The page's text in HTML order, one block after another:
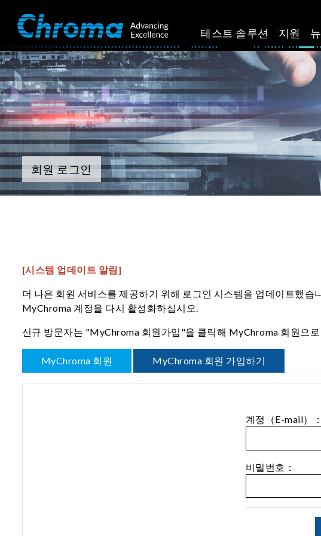
테스트 솔루션 지원
회원 로그인
[시스템 업데이트 알림]
더 나은 회원 서비스를 제공하기 위해 로그인 시스템을 업데이트했
MyChroma 계정을 다시 활성화하십시오.
신규 방문자는 "MyChroma 회원가입"을 클릭해 MyChroma 회원으
MyChroma 회원 MyChroma 회원 가입하기
계정（E-mail）：
비밀번호：